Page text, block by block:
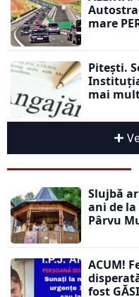
mare
Pitești.
Instituția
mai
Slujbă
ani de
Pârvu
ACUM!
fost